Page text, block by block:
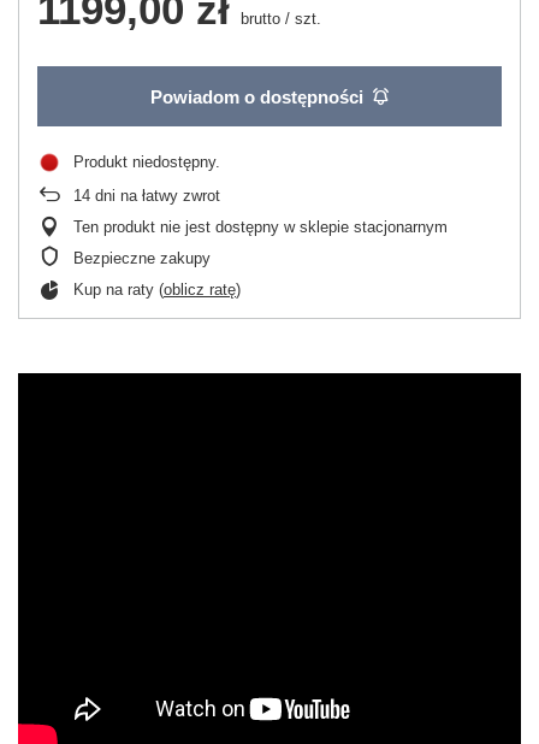
brutto / szt.
Powiadom o dostępności
Produkt niedostępny
14 dni na łatwy zwrot
Ten produkt nie jest dostępny w sklepie stacjonarnym
Bezpieczne zakupy
Kup na raty (oblicz ratę)